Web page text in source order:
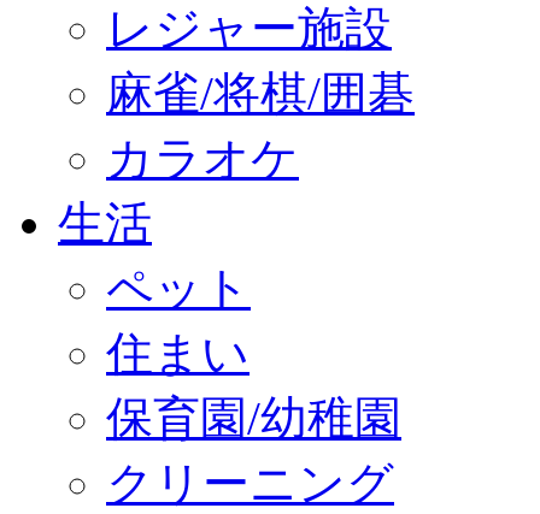
レジャー施設
麻雀/将棋/囲碁
カラオケ
生活
ペット
住まい
保育園/幼稚園
クリーニング